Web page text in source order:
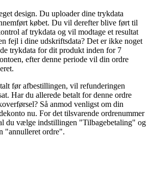
design. Du uploader dine trykdata
købet. Du vil derefter blive ført til
af trykdata og vil modtage et resultat
fejl i dine udskriftsdata? Det er ikke noget
trykdata for dit produkt inden for 7
efter denne periode vil din ordre
før afbestillingen, vil refunderingen
Har du allerede betalt for denne ordre
Så anmod venligst om din
nu. For det tilsvarende ordrenummer
du vælge indstillingen "Tilbagebetaling" og
"annulleret ordre".